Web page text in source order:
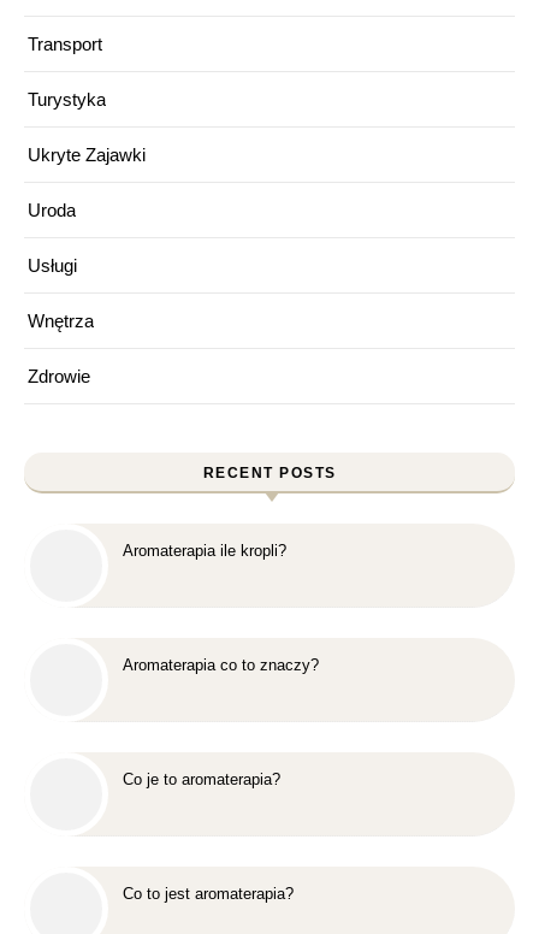
Transport
Turystyka
Ukryte Zajawki
Uroda
Usługi
Wnętrza
Zdrowie
RECENT POSTS
Aromaterapia ile kropli?
Aromaterapia co to znaczy?
Co je to aromaterapia?
Co to jest aromaterapia?